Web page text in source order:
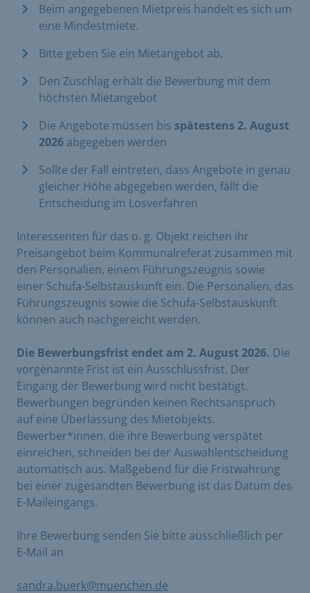
Beim angegebenen Mietpreis handelt es sich um
eine Mindestmiete.
Bitte geben Sie ein Mietangebot ab.
Den Zuschlag erhält die Bewerbung mit dem
höchsten Mietangebot
Die Angebote müssen bis spätestens 2. August
2026 abgegeben werden
Sollte der Fall eintreten, dass Angebote in genau
gleicher Höhe abgegeben werden, fällt die
Entscheidung im Losverfahren
Interessenten für das o. g. Objekt reichen ihr
Preisangebot beim Kommunalreferat zusammen mit
den Personalien, einem Führungszeugnis sowie
einer Schufa-Selbstauskunft ein. Die Personalien, das
Führungszeugnis sowie die Schufa-Selbstauskunft
können auch nachgereicht werden.
Die Bewerbungsfrist endet am 2. August 2026. Die
vorgenannte Frist ist ein Ausschlussfrist. Der
Eingang der Bewerbung wird nicht bestätigt.
Bewerbungen begründen keinen Rechtsanspruch
auf eine Überlassung des Mietobjekts.
Bewerber*innen, die ihre Bewerbung verspätet
einreichen, schneiden bei der Auswahlentscheidung
automatisch aus. Maßgebend für die Fristwahrung
bei einer zugesandten Bewerbung ist das Datum des
E-Maileingangs.
Ihre Bewerbung senden Sie bitte ausschließlich per
E-Mail an
sandra.buerk@muenchen.de